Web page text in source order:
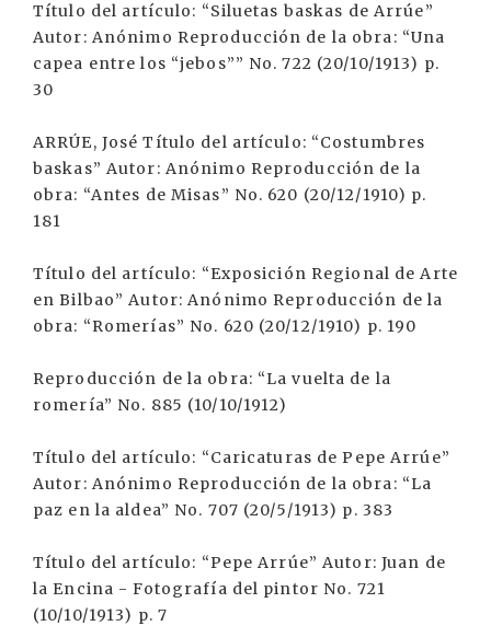
Título del artículo: “Siluetas baskas de Arrúe”
Autor: Anónimo Reproducción de la obra: “Una
capea entre los “jebos”” No. 722 (20/10/1913) p.
30
ARRÚE, José Título del artículo: “Costumbres
baskas” Autor: Anónimo Reproducción de la
obra: “Antes de Misas” No. 620 (20/12/1910) p.
181
Título del artículo: “Exposición Regional de Arte
en Bilbao” Autor: Anónimo Reproducción de la
obra: “Romerías” No. 620 (20/12/1910) p. 190
Reproducción de la obra: “La vuelta de la
romería” No. 885 (10/10/1912)
Título del artículo: “Caricaturas de Pepe Arrúe”
Autor: Anónimo Reproducción de la obra: “La
paz en la aldea” No. 707 (20/5/1913) p. 383
Título del artículo: “Pepe Arrúe” Autor: Juan de
la Encina - Fotografía del pintor No. 721
(10/10/1913) p. 7